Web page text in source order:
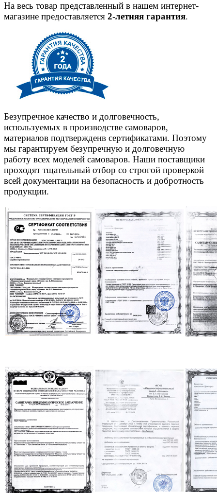
На весь товар представленный в нашем интернет-
магазине предоставляется 2-летняя гарантия.
Безупречное качество и долговечность,
используемых в производстве самоваров,
материалов подтвержденв сертификатами. Поэтому
мы гарантируем безупречную и долговечную
работу всех моделей самоваров. Наши поставщики
проходят тщательный отбор со строгой проверкой
всей документации на безопасность и добротность
продукции.